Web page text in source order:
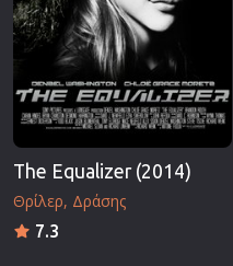
The Equalizer (2014)
Θρίλερ Δράσης
7.3